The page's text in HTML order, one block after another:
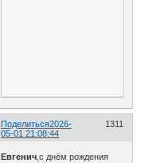
Поделиться 1311
2026-
05-01 21:08:44
Евгенич ,с днём рождения